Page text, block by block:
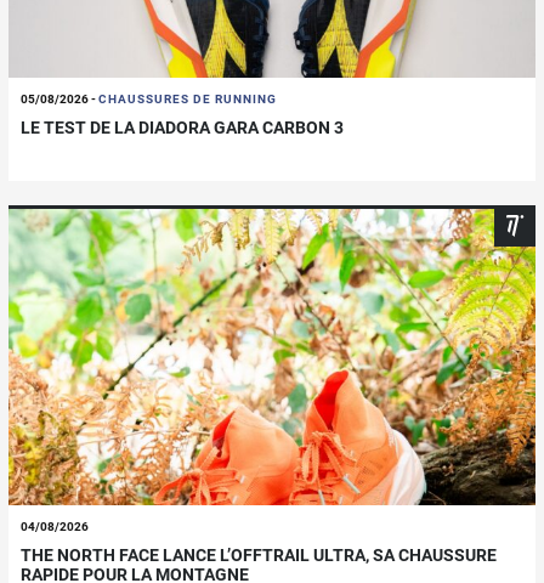
05/08/2026-CHAUSSURES DE RUNNING
LE TEST DE LA DIADORA GARA CARBON 3
04/08/2026
THE NORTH FACE LANCE L’OFFTRAIL ULTRA, SA CHAUSSURE
RAPIDE POUR LA MONTAGNE